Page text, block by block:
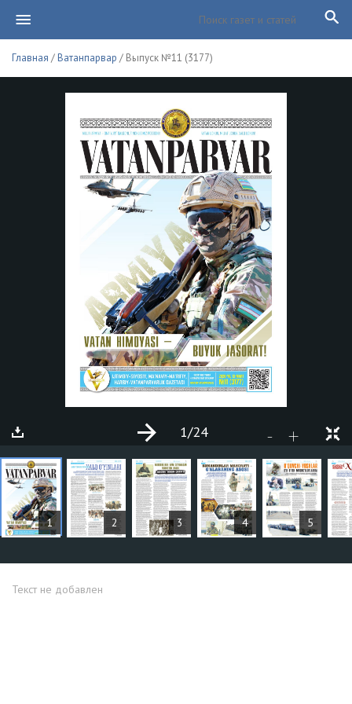
Главная /Ватанпарвар / Выпуск №11 (3177)
1 2 3 4 5
- +
1/24
СТАТЬИ
Текст не добавлен